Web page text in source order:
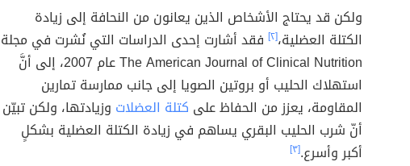
ولكن قد يحتاج الأشخاص الذين يعانون من النحافة إلى زيادة
الكتلة العضلية،[٢]
فقد أشارت إحدى الدراسات التي نُشرت في مجلة
The American Journal of Clinical Nutrition عام 2007، إلى أنَّ
استهلاك الحليب أو بروتين الصويا إلى جانب ممارسة تمارين
المقاومة، يعزز من الحفاظ على كتلة العضلات وزيادتها، ولكن تبيّن
أنّ شرب الحليب البقري يساهم في زيادة الكتلة العضلية بشكلٍ
أكبر وأسرع.[٣]